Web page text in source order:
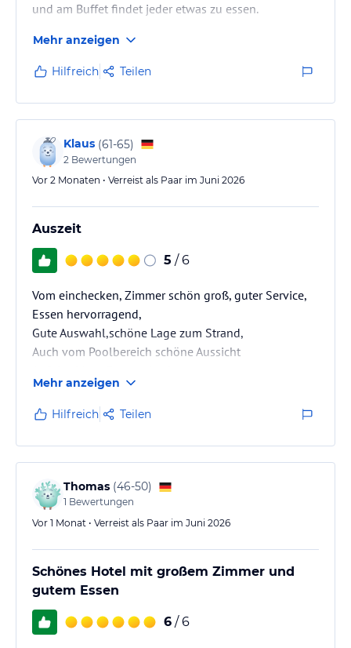
und am Buffet findet jeder etwas zu essen.
Mehr anzeigen
Hilfreich Teilen
Klaus (61-65)
2 Bewertungen
Vor 2 Monaten • Verreist als Paar im Juni 2026
Auszeit
5 / 6
Vom einchecken, Zimmer schön groß, guter Service,
Essen hervorragend,
Gute Auswahl,schöne Lage zum Strand,
Auch vom Poolbereich schöne Aussicht
gerne wieder
Mehr anzeigen
Hilfreich Teilen
Thomas (46-50)
1 Bewertungen
Vor 1 Monat • Verreist als Paar im Juni 2026
Schönes Hotel mit großem Zimmer und
gutem Essen
6 / 6